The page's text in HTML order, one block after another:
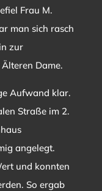
Frau M.
man sich rasch
zur
Dame.
Aufwand klar.
Straße im 2.
angelegt.
und konnten
So ergab